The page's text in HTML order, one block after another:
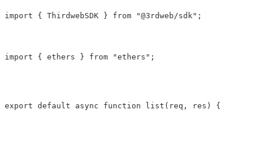
import { ThirdwebSDK } from "@3rdweb/sdk" ;
import { ethers } from "ethers" ;
export default async function list ( req, res ) {